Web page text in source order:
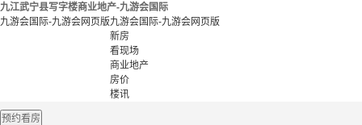
九江武宁县写字楼商业地产-九游会国际
九游会国际-九游会网页版九游会国际-九游会网页版
新房
看现场
商业地产
房价
楼讯
预约看房